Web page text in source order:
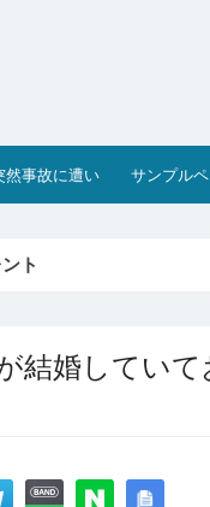
然事故に遭い サンプル
ト
結婚してい